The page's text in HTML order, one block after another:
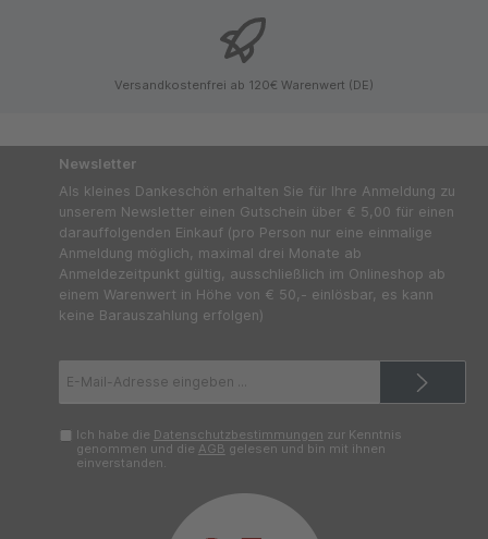
Versandkostenfrei ab 120€ Warenwert (DE)
Newsletter
Als kleines Dankeschön erhalten Sie für Ihre Anmeldung zu
unserem Newsletter einen Gutschein über € 5,00 für einen
darauffolgenden Einkauf (pro Person nur eine einmalige
Anmeldung möglich, maximal drei Monate ab
Anmeldezeitpunkt gültig, ausschließlich im Onlineshop ab
einem Warenwert in Höhe von € 50,- einlösbar, es kann
keine Barauszahlung erfolgen)
Mail-
Ich habe die Datenschutzbestimmungen zur Kenntnis
genommen und die AGB gelesen und bin mit ihnen
einverstanden.